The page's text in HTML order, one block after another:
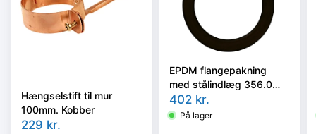
Hængselstift til mur
100mm. Kobber
229 kr.
EPDM flangepakning
med stålindlæg 356.0
mm. DN350 G-St Max
120°
402 kr.
På lager